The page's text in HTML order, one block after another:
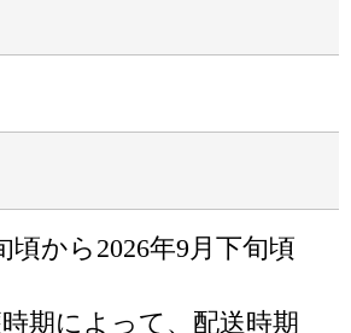
頃から2026年9月下旬頃
期によって、配送時期